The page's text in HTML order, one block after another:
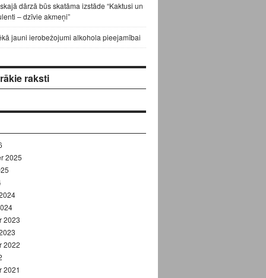
dārzā būs skatāma izstāde “Kaktusi un
– dzīvie akmeņi”
jauni ierobežojumi alkohola pieejamībai
raksti
2025
2023
2022
2021